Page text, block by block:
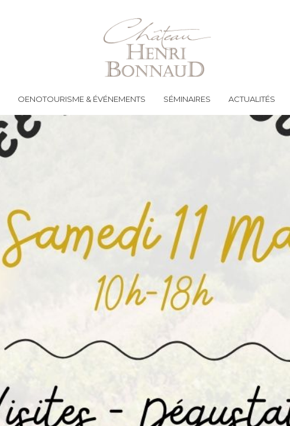
OENOTOURISME & ÉVÉNEMENTS SÉMINAIRES ACTUALITÉS